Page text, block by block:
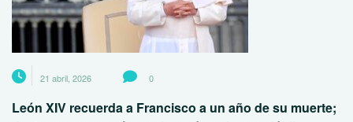
21 abril, 2026 0
León XIV recuerda a Francisco a un año de su muerte;